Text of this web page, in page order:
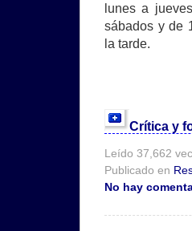
lunes a
sábados y de
la tarde.
Crítica y
Leído 37,662
Publicado en
No hay